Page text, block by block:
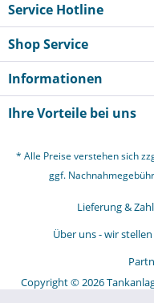
Service Hotline
Shop Service
Informationen
Ihre Vorteile bei uns
* Alle Preise verstehen sich
ggf.
Lieferung &
Über uns - wir
Copyright © 2026